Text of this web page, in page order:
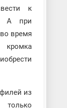
к
А при
время
из
только